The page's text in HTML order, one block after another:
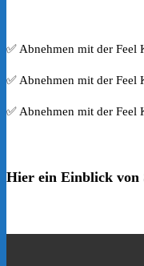
✅ Abnehmen mit der Feel
✅ Abnehmen mit der Feel
✅ Abnehmen mit der Feel
Hier ein Einblick von